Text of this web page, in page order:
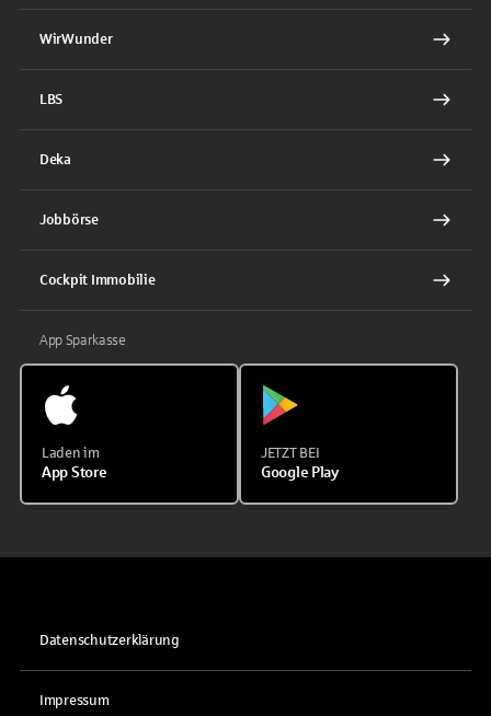
WirWunder
LBS
Deka
Jobbörse
Cockpit Immobilie
App Sparkasse
Laden im
App Store
JETZT BEI
Google Play
Datenschutzerklärung
Impressum